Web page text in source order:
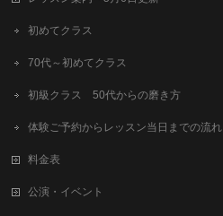
初めてクラス
70代～初めてクラス
初級クラス 50代からの磨き方
体験ご予約からレッスン当日までの流れ
料金表
公演・イベント